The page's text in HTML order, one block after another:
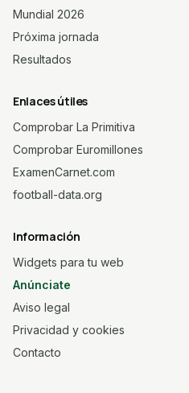
Mundial 2026
Próxima jornada
Resultados
Enlaces útiles
Comprobar La Primitiva
Comprobar Euromillones
ExamenCarnet.com
football-data.org
Información
Widgets para tu web
Anúnciate
Aviso legal
Privacidad y cookies
Contacto